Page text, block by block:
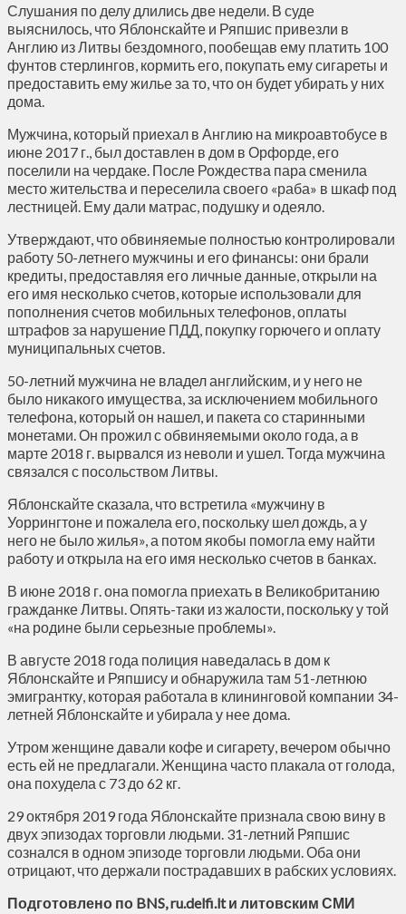
Слушания по делу длились две недели. В суде
выяснилось, что Яблонскайте и Ряпшис привезли в
Англию из Литвы бездомного, пообещав ему платить 100
фунтов стерлингов, кормить его, покупать ему сигареты и
предоставить ему жилье за то, что он будет убирать у них
дома.
Мужчина, который приехал в Англию на микроавтобусе в
июне 2017 г., был доставлен в дом в Орфорде, его
поселили на чердаке. После Рождества пара сменила
место жительства и переселила своего «раба» в шкаф под
лестницей. Ему дали матрас, подушку и одеяло.
Утверждают, что обвиняемые полностью контролировали
работу 50-летнего мужчины и его финансы: они брали
кредиты, предоставляя его личные данные, открыли на
его имя несколько счетов, которые использовали для
пополнения счетов мобильных телефонов, оплаты
штрафов за нарушение ПДД, покупку горючего и оплату
муниципальных счетов.
50-летний мужчина не владел английским, и у него не
было никакого имущества, за исключением мобильного
телефона, который он нашел, и пакета со старинными
монетами. Он прожил с обвиняемыми около года, а в
марте 2018 г. вырвался из неволи и ушел. Тогда мужчина
связался с посольством Литвы.
Яблонскайте сказала, что встретила «мужчину в
Уоррингтоне и пожалела его, поскольку шел дождь, а у
него не было жилья», а потом якобы помогла ему найти
работу и открыла на его имя несколько счетов в банках.
В июне 2018 г. она помогла приехать в Великобританию
гражданке Литвы. Опять-таки из жалости, поскольку у той
«на родине были серьезные проблемы».
В августе 2018 года полиция наведалась в дом к
Яблонскайте и Ряпшису и обнаружила там 51-летнюю
эмигрантку, которая работала в клининговой компании 34-
летней Яблонскайте и убирала у нее дома.
Утром женщине давали кофе и сигарету, вечером обычно
есть ей не предлагали. Женщина часто плакала от голода,
она похудела с 73 до 62 кг.
29 октября 2019 года Яблонскайте признала свою вину в
двух эпизодах торговли людьми. 31-летний Ряпшис
сознался в одном эпизоде торговли людьми. Оба они
отрицают, что держали пострадавших в рабских условиях.
Подготовлено по BNS,ru.delfi.ltи литовским СМИ